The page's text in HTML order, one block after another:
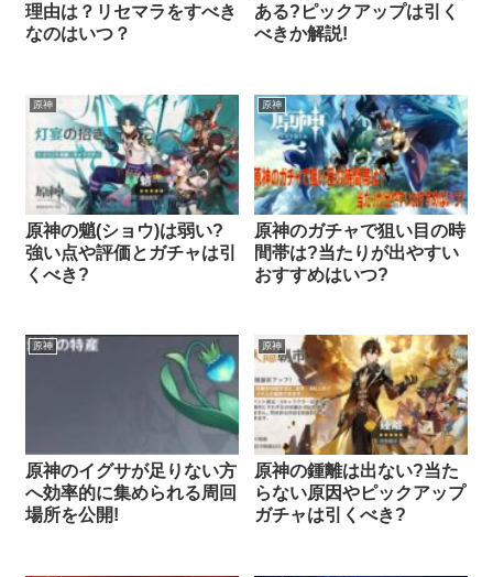
理由は？リセマラをすべき
なのはいつ？
ある?ピックアップは引く
べきか解説!
原神
原神の魈(ショウ)は弱い?
強い点や評価とガチャは引
くべき?
原神
原神のガチャで狙い目の時
間帯は?当たりが出やすい
おすすめはいつ?
原神
原神のイグサが足りない方
へ効率的に集められる周回
場所を公開!
原神
原神の鍾離は出ない?当た
らない原因やピックアップ
ガチャは引くべき?